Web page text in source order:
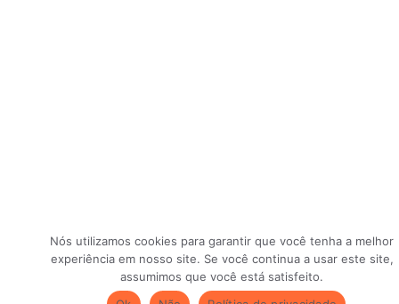
Nós utilizamos cookies para garantir que você tenha a melhor
experiência em nosso site. Se você continua a usar este site,
assumimos que você está satisfeito.